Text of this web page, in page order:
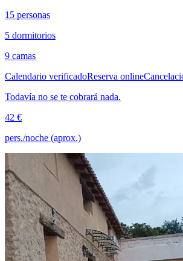
15 personas
5 dormitorios
9 camas
Calendario verificadoReserva online
Todavía no se te cobrará nada.
42 €
pers./noche (aprox.)